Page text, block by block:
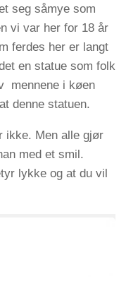
seg såmye som
vi var her for 18 år
ferdes her er langt
en statue som folk
mennene i køen
denne statuen.
ikke. Men alle gjør
med et smil.
lykke og at du vil